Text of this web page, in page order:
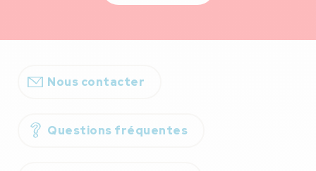
Nous contacter
Questions fréquentes